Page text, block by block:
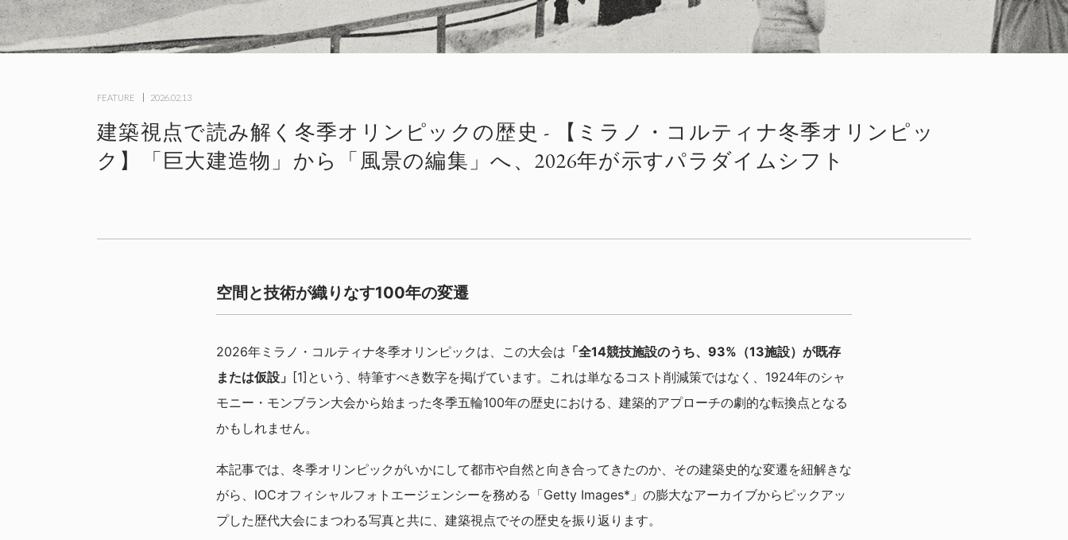
FEATURE 2026.02.13
建築視点で読み解く冬季オリンピックの歴史 - 【ミラノ・コルティナ冬季オリンピッ
ク】「巨大建造物」から「風景の編集」へ、2026年が示すパラダイムシフト
空間と技術が織りなす100年の変遷
2026年ミラノ・コルティナ冬季オリンピックは、この大会は 「全14競技施設のうち、93%（13施設）が既存
または仮設」 [1]という、特筆すべき数字を掲げています。これは単なるコスト削減策ではなく、1924年のシャ
モニー・モンブラン大会から始まった冬季五輪100年の歴史における、建築的アプローチの劇的な転換点となる
かもしれません。
本記事では、冬季オリンピックがいかにして都市や自然と向き合ってきたのか、その建築史的な変遷を紐解きな
がら、IOCオフィシャルフォトエージェンシーを務める「Getty Images*」の膨大なアーカイブからピックアッ
プした歴代大会にまつわる写真と共に、建築視点でその歴史を振り返ります。